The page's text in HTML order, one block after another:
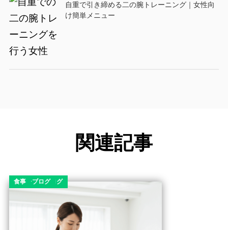
自重で引き締める二の腕トレーニング｜女性向
け簡単メニュー
関連記事
コラム
ダイエット
ダイエットコラム
ダイエットブログ
筋トレブログ
食事